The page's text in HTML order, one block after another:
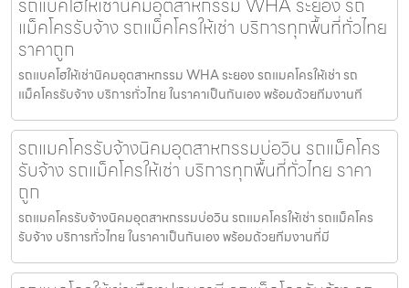
แม็คโครรับจ้าง รถแม็คโครให้เช่า บริการทุกพื้นที่ทั่วไทย
ราคาถูก
รถแบคโฮให้เช่านิคมอุตสาหกรรม WHA ระยอง รถแมคโครให้เช่า รถ
แม็คโครรับจ้าง บริการทั่วไทย ในราคาเป็นกันเอง พร้อมด้วยทีมงานที
รถแมคโครรับจ้างนิคมอุตสาหกรรมบ่อวิน รถแม็คโคร
รับจ้าง รถแม็คโครให้เช่า บริการทุกพื้นที่ทั่วไทย ราคา
ถูก
รถแมคโครรับจ้างนิคมอุตสาหกรรมบ่อวิน รถแมคโครให้เช่า รถแม็คโคร
รับจ้าง บริการทั่วไทย ในราคาเป็นกันเอง พร้อมด้วยทีมงานที่มี